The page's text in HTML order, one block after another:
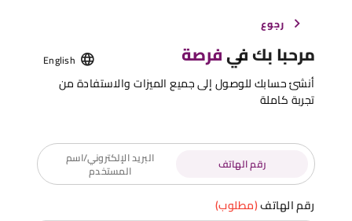
رجوع
مرحبا بك فيفرصة English
أنشئ حسابك للوصول إلى جميع الميزات والاستفادة من
تجربة كاملة
رقم الهاتف البريد الإلكتروني/اسم
المستخدم
رقم الهاتف(مطلوب)